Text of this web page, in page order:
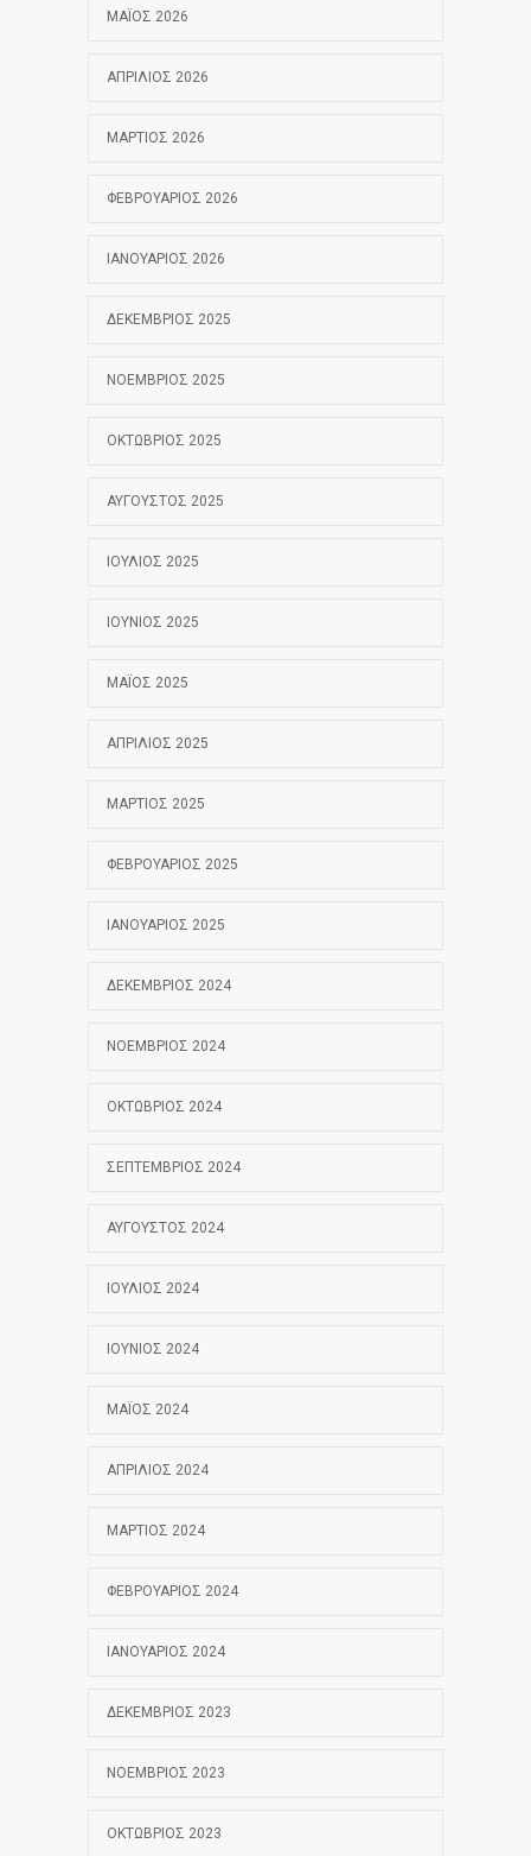
ΜΆΙΟΣ 2026
ΑΠΡΊΛΙΟΣ 2026
ΜΆΡΤΙΟΣ 2026
ΦΕΒΡΟΥΆΡΙΟΣ 2026
ΙΑΝΟΥΆΡΙΟΣ 2026
ΔΕΚΈΜΒΡΙΟΣ 2025
ΝΟΈΜΒΡΙΟΣ 2025
ΟΚΤΏΒΡΙΟΣ 2025
ΑΎΓΟΥΣΤΟΣ 2025
ΙΟΎΛΙΟΣ 2025
ΙΟΎΝΙΟΣ 2025
ΜΆΙΟΣ 2025
ΑΠΡΊΛΙΟΣ 2025
ΜΆΡΤΙΟΣ 2025
ΦΕΒΡΟΥΆΡΙΟΣ 2025
ΙΑΝΟΥΆΡΙΟΣ 2025
ΔΕΚΈΜΒΡΙΟΣ 2024
ΝΟΈΜΒΡΙΟΣ 2024
ΟΚΤΏΒΡΙΟΣ 2024
ΣΕΠΤΈΜΒΡΙΟΣ 2024
ΑΎΓΟΥΣΤΟΣ 2024
ΙΟΎΛΙΟΣ 2024
ΙΟΎΝΙΟΣ 2024
ΜΆΙΟΣ 2024
ΑΠΡΊΛΙΟΣ 2024
ΜΆΡΤΙΟΣ 2024
ΦΕΒΡΟΥΆΡΙΟΣ 2024
ΙΑΝΟΥΆΡΙΟΣ 2024
ΔΕΚΈΜΒΡΙΟΣ 2023
ΝΟΈΜΒΡΙΟΣ 2023
ΟΚΤΏΒΡΙΟΣ 2023